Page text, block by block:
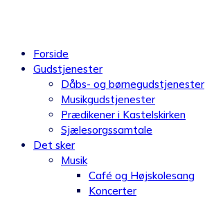
Forside
Gudstjenester
Dåbs- og børnegudstjenester
Musikgudstjenester
Prædikener i Kastelskirken
Sjælesorgssamtale
Det sker
Musik
Café og Højskolesang
Koncerter